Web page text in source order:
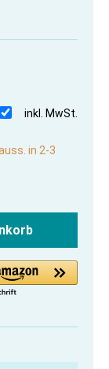
inkl. MwSt.
in 2-3